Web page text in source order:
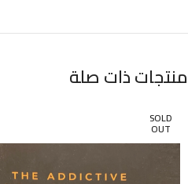
منتجات ذات صلة
SOLD
OUT